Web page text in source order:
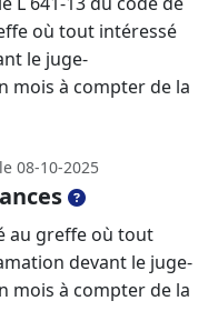
où tout intéressé
le juge-
mois à compter de la
08-10-2025
au greffe où tout
devant le juge-
mois à compter de la